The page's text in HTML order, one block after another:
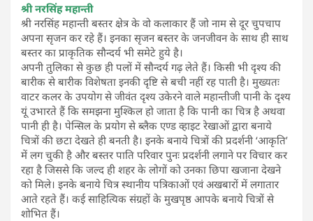
श्री नरसिंह महान्ती
श्री नरसिंह महान्ती बस्तर क्षेत्र के वो कलाकार हैं जो नाम से दूर चुपचाप
अपना सृजन कर रहे हैं। इनका सृजन बस्तर के जनजीवन के साथ ही साथ
बस्तर का प्राकृतिक सौन्दर्य भी समेटे हुये है।
अपनी तुलिका से कुछ ही पलों में सौन्दर्य गढ़ लेते हैं। किसी भी दृश्य की
बारीक से बारीक विशेषता इनकी दृष्टि से बची नहीं रह पाती है। मुख्यतः
वाटर कलर के उपयोग से जीवंत दृश्य उकेरने वाले महान्तीजी पानी के दृश्य
यूं उभारते हैं कि समझना मुश्किल हो जाता है कि पानी का चित्र है अथवा
पानी ही है। पेन्सिल के प्रयोग से ब्लैक एण्ड व्हाइट रेखाओं द्वारा बनाये
चित्रों की छटा देखते ही बनती है। इनके बनाये चित्रों की प्रदर्शनी ‘आकृति’
में लग चुकी है और बस्तर पाति परिवार पुनः प्रदर्शनी लगाने पर विचार कर
रहा है जिससे कि जल्द ही शहर के लोगों को उनका छिपा खजाना देखने
को मिले। इनके बनाये चित्र स्थानीय पत्रिकाओं एवं अखबारों में लगातार
आते रहते हैं। कई साहित्यिक संग्रहों के मुखपृष्ठ आपके बनाये चित्रों से
शोभित हैं।